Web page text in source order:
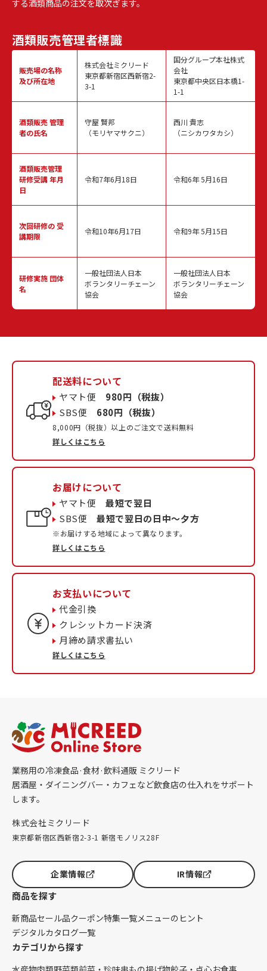
する酒類商品の注文を取次ぎます。
酒類販売管理者標識
販売場の名称
及び所在地
酒類販売管理
者の氏名
酒類販売管理
研修受講 年月
日
次回研修の受
講期限
研修実施 団体
名
株式会社ミクリード
東京都新宿区西新宿2-
3-1
守屋 賢邦
（モリヤマサクニ）
令和7年6月18日
令和10年6月17日
一般社団法人日本
ボランタリーチェーン
協会
国分グループ本社株式
会社
東京都中央区日本橋1-
1-1
西川 貴志
（ニシカワタカシ）
令和6年 5月16日
令和9年 5月15日
一般社団法人日本
ボランタリーチェーン
協会
配送料について
ヤマト便 980円（税抜）
SBS便 680円（税抜）
8,000円（税抜）以上のご注文で送料無料
詳しくはこちら
お届けについて
ヤマト便最短で翌日
SBS便最短で翌日の日中〜夕方
※お届けする地域によって異なります。
詳しくはこちら
お支払いについて
代金引換
クレシットカード決済
月締め請求書払い
詳しくはこちら
業務用の冷凍食品·食材·飲料通販 ミクリード
居酒屋・ダイニングバー・カフェなど飲食店の仕入れをサポート
します。
株式会社ミクリード
東京都新宿区西新宿2-3-1 新宿モノリス28F
企業情報 IR情報
商品を探す
新商品セール品クーポン特集一覧メニューのヒント
デジタルカタログ一覧
カテゴリから探す